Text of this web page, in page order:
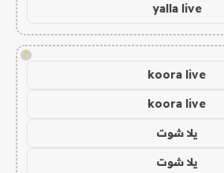
yalla live
!
koora live
koora live
يلا شوت
يلا شوت